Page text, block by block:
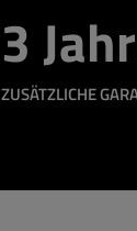
3
ZUSÄTZLICHE